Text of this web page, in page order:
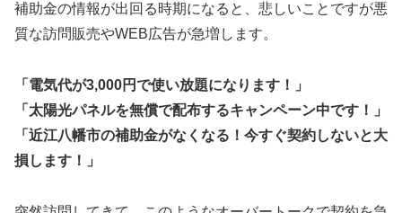
補助金の情報が出回る時期になると、悲しいことですが悪
質な訪問販売やWEB広告が急増します。
「電気代が3,000円で使い放題になります！」
「太陽光パネルを無償で配布するキャンペーン中です！」
「近江八幡市の補助金がなくなる！今すぐ契約しないと大
損します！」